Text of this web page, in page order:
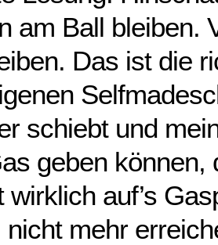
am Ball bleiben.
Das ist die
schiebt und
geben können,
wirklich auf’s
nicht mehr